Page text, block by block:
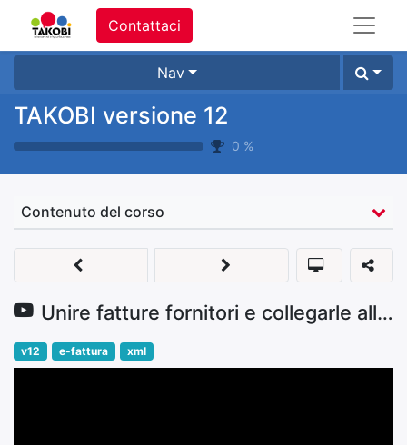
Contattaci
Nav
TAKOBI versione 12
0 %
Contenuto del corso
Unire fatture fornitori e collegarle alla fattura elettronica
v12 e-fattura xml